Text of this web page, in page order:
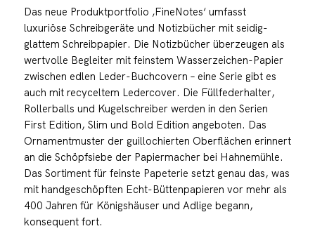
Das neue Produktportfolio ‚FineNotes‘ umfasst
luxuriöse Schreibgeräte und Notizbücher mit seidig-
glattem Schreibpapier. Die Notizbücher überzeugen als
wertvolle Begleiter mit feinstem Wasserzeichen-Papier
zwischen edlen Leder-Buchcovern – eine Serie gibt es
auch mit recyceltem Ledercover. Die Füllfederhalter,
Rollerballs und Kugelschreiber werden in den Serien
First Edition, Slim und Bold Edition angeboten. Das
Ornamentmuster der guillochierten Oberflächen erinnert
an die Schöpfsiebe der Papiermacher bei Hahnemühle.
Das Sortiment für feinste Papeterie setzt genau das, was
mit handgeschöpften Echt-Büttenpapieren vor mehr als
400 Jahren für Königshäuser und Adlige begann,
konsequent fort.